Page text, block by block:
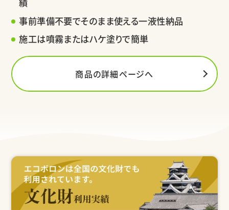
事前準備不要でそのまま使える一液性納品
施工は噴霧またはハケ塗りで簡単
商品の詳細ページへ